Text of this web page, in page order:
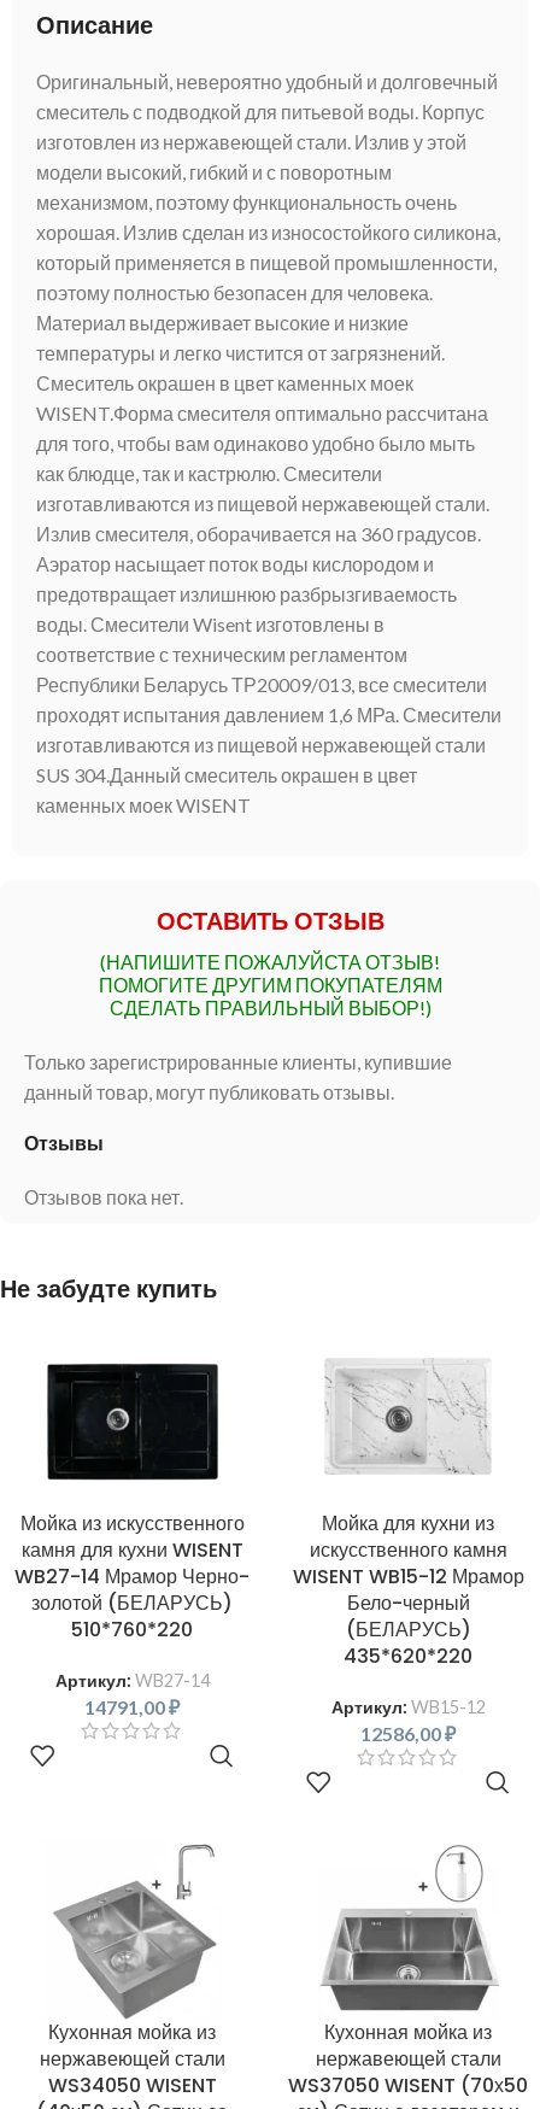
Описание
Оригинальный, невероятно удобный и долговечный
смеситель с подводкой для питьевой воды. Корпус
изготовлен из нержавеющей стали. Излив у этой
модели высокий, гибкий и с поворотным
механизмом, поэтому функциональность очень
хорошая. Излив сделан из износостойкого силикона,
который применяется в пищевой промышленности,
поэтому полностью безопасен для человека.
Материал выдерживает высокие и низкие
температуры и легко чистится от загрязнений.
Смеситель окрашен в цвет каменных моек
WISENT.Форма смесителя оптимально рассчитана
для того, чтобы вам одинаково удобно было мыть
как блюдце, так и кастрюлю. Смесители
изготавливаются из пищевой нержавеющей стали.
Излив смесителя, оборачивается на 360 градусов.
Аэратор насыщает поток воды кислородом и
предотвращает излишнюю разбрызгиваемость
воды. Смесители Wisent изготовлены в
соответствие с техническим регламентом
Республики Беларусь ТР20009/013, все смесители
проходят испытания давлением 1,6 МРа. Смесители
изготавливаются из пищевой нержавеющей стали
SUS 304.Данный смеситель окрашен в цвет
каменных моек WISENT
ОСТАВИТЬ ОТЗЫВ
(НАПИШИТЕ ПОЖАЛУЙСТА ОТЗЫВ!
ПОМОГИТЕ ДРУГИМ ПОКУПАТЕЛЯМ
СДЕЛАТЬ ПРАВИЛЬНЫЙ ВЫБОР!)
Отзывы
Отзывов пока нет.
Только зарегистрированные клиенты, купившие
данный товар, могут публиковать отзывы.
Не забудте купить
Мойка из искусственного
камня для кухни WISENT
WB27-14 Мрамор Черно-
золотой (БЕЛАРУСЬ)
510*760*220
Артикул: WB27-14
14791,00₽
Мойка для кухни из
искусственного камня
WISENT WB15-12 Мрамор
Бело-черный
(БЕЛАРУСЬ)
435*620*220
Артикул: WB15-12
12586,00₽
Кухонная мойка из
нержавеющей стали
WS34050 WISENT
Кухонная мойка из
нержавеющей стали
WS37050 WISENT (70х50